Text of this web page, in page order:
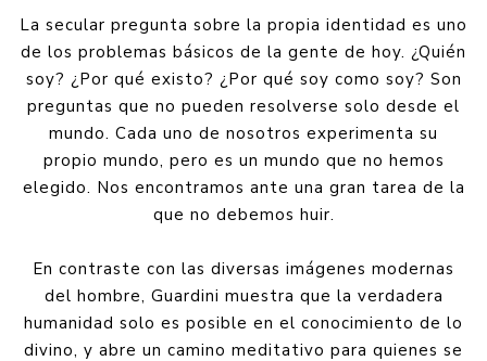
La secular pregunta sobre la propia identidad es uno
de los problemas básicos de la gente de hoy. ¿Quién
soy? ¿Por qué existo? ¿Por qué soy como soy? Son
preguntas que no pueden resolverse solo desde el
mundo. Cada uno de nosotros experimenta su
propio mundo, pero es un mundo que no hemos
elegido. Nos encontramos ante una gran tarea de la
que no debemos huir.
En contraste con las diversas imágenes modernas
del hombre, Guardini muestra que la verdadera
humanidad solo es posible en el conocimiento de lo
divino, y abre un camino meditativo para quienes se